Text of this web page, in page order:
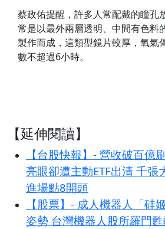
蔡政佑提醒，許多人常配戴的瞳孔
常是以最外兩層透明、中間有色料
製作而成，這類型鏡片較厚，氧氣
數不超過6小時。
【延伸閱讀】
【台股快報】- 營收破百億
亮眼卻遭主動ETF出清 千張
進場點8開頭
【股票】- 成人機器人「硅
姿勢 台灣機器人股所羅門